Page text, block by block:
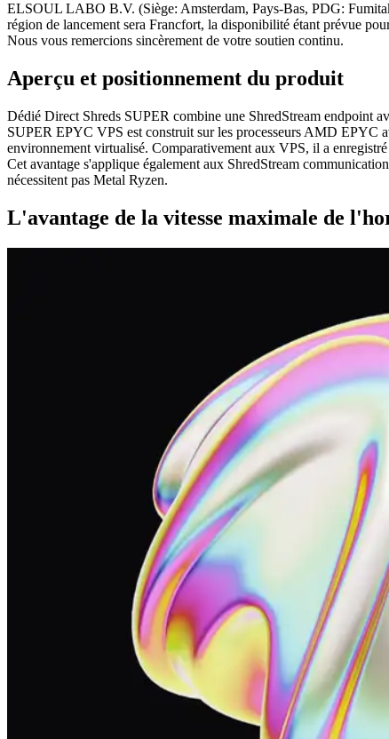
ELSOUL LABO B.V. (Siège: Amsterdam, Pays-Bas, PDG:
région de lancement sera Francfort, la disponibilité étant prévue
Nous vous remercions sincèrement de votre soutien continu.
Aperçu et positionnement du produit
Dédié Direct Shreds SUPER combine une ShredStream endpoint
SUPER EPYC VPS est construit sur les processeurs AMD EPYC
environnement virtualisé. Comparativement aux VPS, il a enregistré
Cet avantage s'applique également aux ShredStream
nécessitent pas Metal Ryzen.
L'avantage de la vitesse maximale de